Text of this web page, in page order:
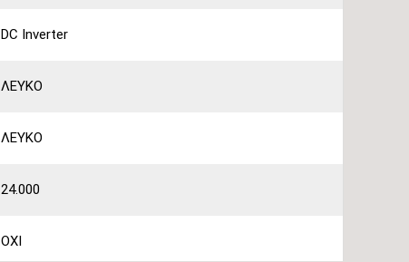
DC Inverter
ΛΕΥΚΟ
ΛΕΥΚΟ
24.000
ΟΧΙ